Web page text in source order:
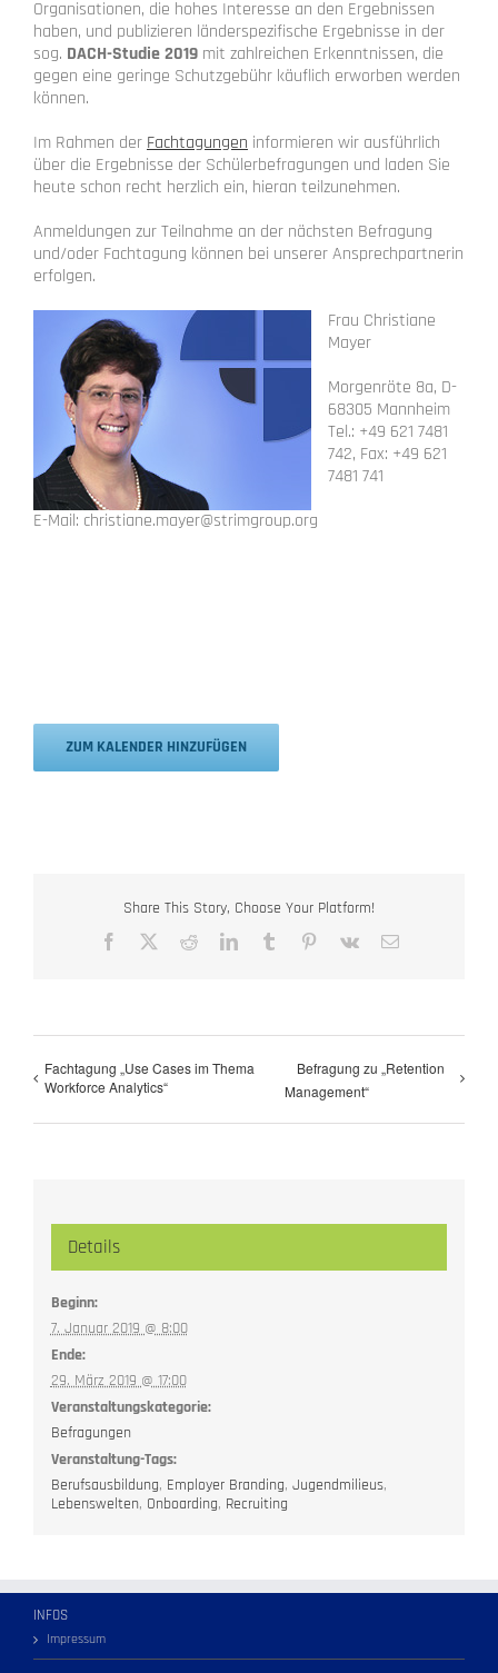
Organisationen, die hohes Interesse an den Ergebnissen
haben, und publizieren länderspezifische Ergebnisse in der
sog. DACH-Studie 2019 mit zahlreichen Erkenntnissen, die
gegen eine geringe Schutzgebühr käuflich erworben werden
können.
Im Rahmen der Fachtagungen informieren wir ausführlich
über die Ergebnisse der Schülerbefragungen und laden Sie
heute schon recht herzlich ein, hieran teilzunehmen.
Anmeldungen zur Teilnahme an der nächsten Befragung
und/oder Fachtagung können bei unserer Ansprechpartnerin
erfolgen.
Frau Christiane
Mayer
Morgenröte 8a, D-
68305 Mannheim
Tel.: +49 621 7481
742, Fax: +49 621
7481 741
E-Mail: christiane.mayer@strimgroup.org
ZUM KALENDER HINZUFÜGEN
Share This Story, Choose Your Platform!
Facebook RedditLinkedInTumblr Pinterest
Vk
E-
Fachtagung „Use Cases im Thema
Workforce Analytics“
Befragung zu „Retention
Management“
Details
Beginn:
7. Januar 2019 @ 8:00
Ende:
29. März 2019 @ 17:00
Veranstaltungskategorie:
Befragungen
Veranstaltung-Tags:
Berufsausbildung, Employer Branding, Jugendmilieus,
Lebenswelten, Onboarding, Recruiting
INFOS
Impressum